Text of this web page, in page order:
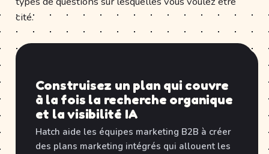
cité.
Construisez un plan qui couvre
à la fois la recherche organique
et la visibilité IA
Hatch aide les équipes marketing B2B à créer
des plans marketing intégrés qui allouent les